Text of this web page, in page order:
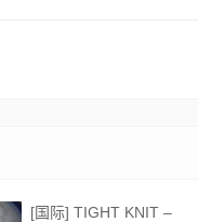
[国际] TIGHT KNIT –